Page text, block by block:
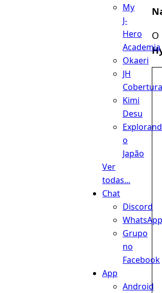
My
J-
Hero
Academia
Okaeri
JH
Kimi
Desu
o
Japão
Ver
todas...
Chat
Discord
WhatsApp
Grupo
no
Facebook
App
Android